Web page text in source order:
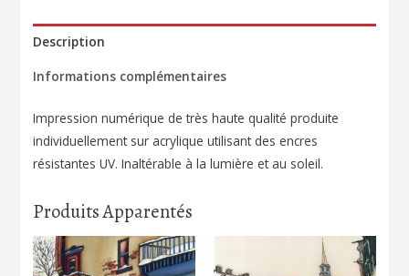
Épic
132
Description
Informations complémentaires
Impression numérique de très haute qualité produite
individuellement sur acrylique utilisant des encres
résistantes UV. Inaltérable à la lumière et au soleil.
Produits Apparentés